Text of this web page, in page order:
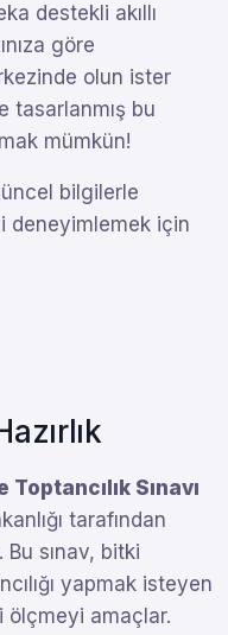
destekli akıllı
göre
olun ister
tasarlanmış bu
mümkün!
bilgilerle
deneyimlemek için
Sınavı
tarafından
Bu sınav, bitki
yapmak isteyen
ölçmeyi amaçlar.